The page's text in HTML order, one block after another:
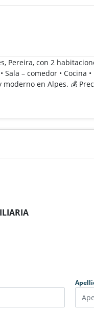
Pereira, con 2
– comedor •
en Alpes. 💰